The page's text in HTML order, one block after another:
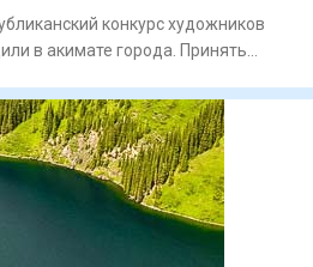
конкурс художников
в акимате города. Принять